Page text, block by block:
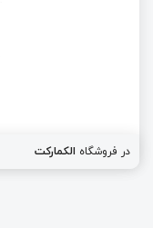
در فروشگاه الکمارکت